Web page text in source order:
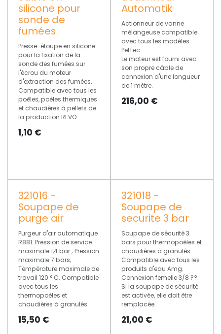
silicone pour
sonde de
fumées
Presse-étoupe en silicone
pour la fixation de la
sonde des fumées sur
l'écrou du moteur
d'extraction des fumées.
Compatible avec tous les
poêles, poêles thermiques
et chaudières à pellets de
la production REVO.
1,10 €
Automatik
Actionneur de vanne
mélangeuse compatible
avec tous les modèles
PelTec.
Le moteur est fourni avec
son propre câble de
connexion d'une longueur
de 1 mètre.
216,00 €
321016 -
Soupape de
purge air
Purgeur d'air automatique
R881. Pression de service
maximale 1,4 bar ; Pression
maximale 7 bars;
Température maximale de
travail 120 ° C. Compatible
avec tous les
thermopoêles et
chaudières à granulés.
15,50 €
321018 -
Soupape de
securite 3 bar
Soupape de sécurité 3
bars pour thermopoêles et
chaudières à granulés.
Compatible avec tous les
produits d'eau Amg.
Connexion femelle 3/8 ??.
Si la soupape de sécurité
est activée, elle doit être
remplacée.
21,00 €